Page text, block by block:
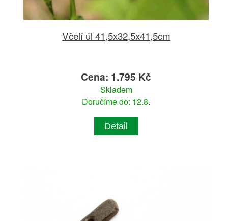
Včelí úl 41,5x32,5x41,5cm
Cena: 1.795 Kč
Skladem
Doručíme do: 12.8.
Detail